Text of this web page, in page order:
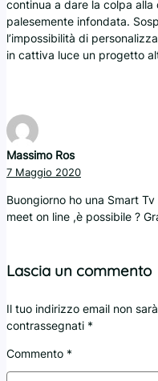
continua a dare la colpa
palesemente infondata.
l’impossibilità di
in cattiva luce un progetto
Massimo Ros
7 Maggio 2020
Buongiorno ho una Smart
meet on line ,è possibile ?
Lascia un commento
Il tuo indirizzo email non
contrassegnati *
Commento *